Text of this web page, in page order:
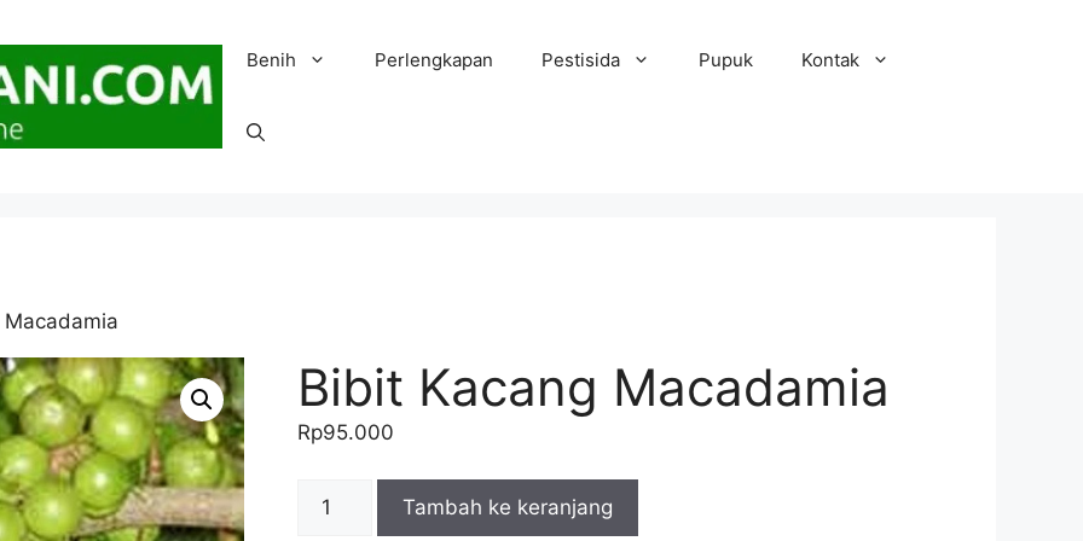
Benih Perlengkapan Pestisida Pupuk Kontak
Bibit Kacang Macadamia
Rp95.000
Bibit
Tambah ke keranjang